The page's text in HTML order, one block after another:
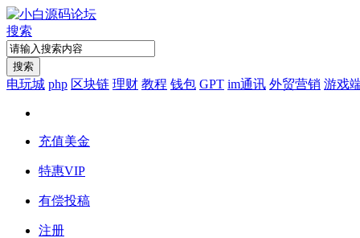
搜索
搜索
电玩城 php 区块链 理财 教程 钱包 GPT im通讯 外贸营销 游戏
充值美金
特惠VIP
有偿投稿
注册